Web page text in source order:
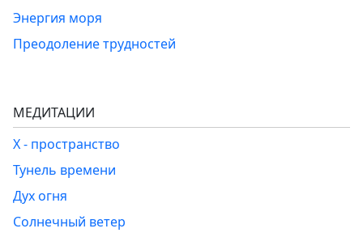
Энергия моря
Преодоление трудностей
МЕДИТАЦИИ
Х - пространство
Тунель времени
Дух огня
Солнечный ветер